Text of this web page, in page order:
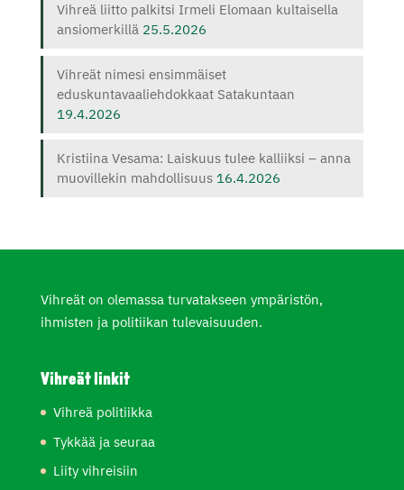
Vihreä liitto palkitsi Irmeli Elomaan kultaisella
ansiomerkillä 25.5.2026
Vihreät nimesi ensimmäiset
eduskuntavaaliehdokkaat Satakuntaan
19.4.2026
Kristiina Vesama: Laiskuus tulee kalliiksi – anna
muovillekin mahdollisuus 16.4.2026
Vihreät on olemassa turvatakseen ympäristön,
ihmisten ja politiikan tulevaisuuden.
Vihreät linkit
Vihreä politiikka
Tykkää ja seuraa
Liity vihreisiin